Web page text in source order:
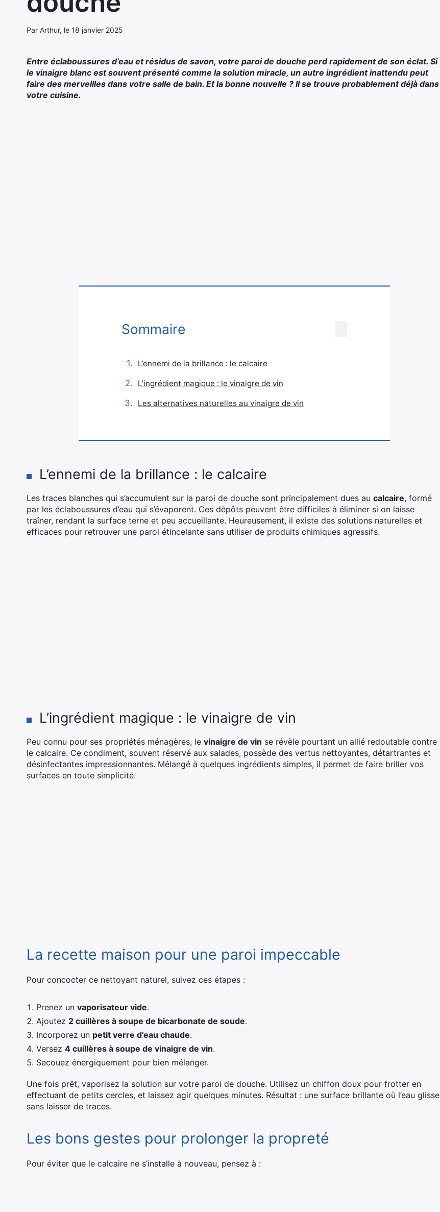
Par Arthur, le 18 janvier 2025
Entre éclaboussures d’eau et résidus de savon, votre paroi de douche perd rapidement de son éclat. Si
le vinaigre blanc est souvent présenté comme la solution miracle, un autre ingrédient inattendu peut
faire des merveilles dans votre salle de bain. Et la bonne nouvelle ? Il se trouve probablement déjà dans
votre cuisine.
Sommaire
L’ennemi de la brillance : le calcaire
L’ingrédient magique : le vinaigre de vin
Les alternatives naturelles au vinaigre de vin
L’ennemi de la brillance : le calcaire
Les traces blanches qui s’accumulent sur la paroi de douche sont principalement dues au calcaire, formé
par les éclaboussures d’eau qui s’évaporent. Ces dépôts peuvent être difficiles à éliminer si on laisse
traîner, rendant la surface terne et peu accueillante. Heureusement, il existe des solutions naturelles et
efficaces pour retrouver une paroi étincelante sans utiliser de produits chimiques agressifs.
L’ingrédient magique : le vinaigre de vin
Peu connu pour ses propriétés ménagères, le vinaigre de vin se révèle pourtant un allié redoutable contre
le calcaire. Ce condiment, souvent réservé aux salades, possède des vertus nettoyantes, détartrantes et
désinfectantes impressionnantes. Mélangé à quelques ingrédients simples, il permet de faire briller vos
surfaces en toute simplicité.
La recette maison pour une paroi impeccable
Pour concocter ce nettoyant naturel, suivez ces étapes :
Prenez un vaporisateur vide.
Ajoutez 2 cuillères à soupe de bicarbonate de soude.
Incorporez un petit verre d’eau chaude.
Versez 4 cuillères à soupe de vinaigre de vin.
Secouez énergiquement pour bien mélanger.
Une fois prêt, vaporisez la solution sur votre paroi de douche. Utilisez un chiffon doux pour frotter en
effectuant de petits cercles, et laissez agir quelques minutes. Résultat : une surface brillante où l’eau glisse
sans laisser de traces.
Les bons gestes pour prolonger la propreté
Pour éviter que le calcaire ne s’installe à nouveau, pensez à :